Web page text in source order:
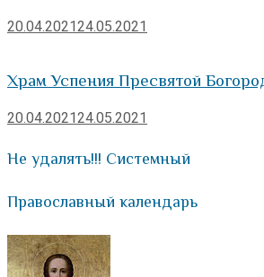
20.04.202124.05.2021
Храм Успения Пресвятой
20.04.202124.05.2021
Не удалять!!! Системный
Православный календарь